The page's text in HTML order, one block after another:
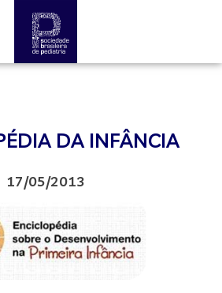
DA INFÂNCIA
17/05/2013